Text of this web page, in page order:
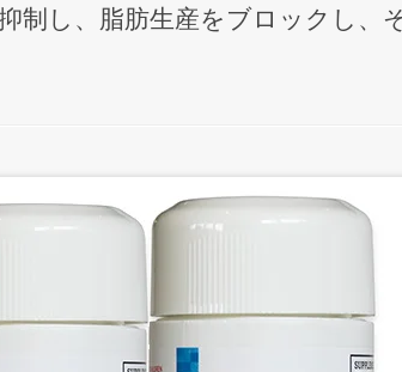
制し、脂肪生産をブロックし、